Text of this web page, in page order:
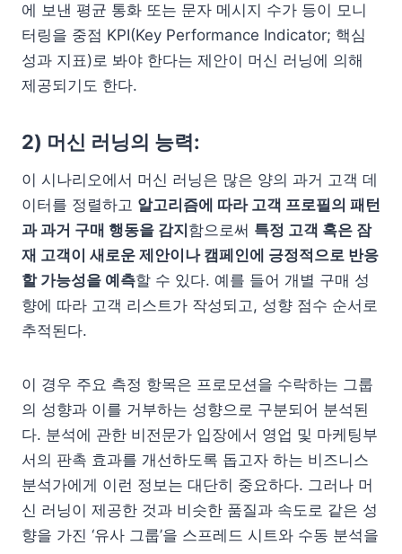
에 보낸 평균 통화 또는 문자 메시지 수가 등이 모니
터링을 중점 KPI(Key Performance Indicator; 핵심
성과 지표)로 봐야 한다는 제안이 머신 러닝에 의해
제공되기도 한다.
2) 머신 러닝의 능력:
이 시나리오에서 머신 러닝은 많은 양의 과거 고객 데
이터를 정렬하고 알고리즘에 따라 고객 프로필의 패턴
과 과거 구매 행동을 감지 함으로써 특정 고객 혹은 잠
재 고객이 새로운 제안이나 캠페인에 긍정적으로 반응
할 가능성을 예측할 수 있다. 예를 들어 개별 구매 성
향에 따라 고객 리스트가 작성되고, 성향 점수 순서로
추적된다.
이 경우 주요 측정 항목은 프로모션을 수락하는 그룹
의 성향과 이를 거부하는 성향으로 구분되어 분석된
다. 분석에 관한 비전문가 입장에서 영업 및 마케팅부
서의 판촉 효과를 개선하도록 돕고자 하는 비즈니스
분석가에게 이런 정보는 대단히 중요하다. 그러나 머
신 러닝이 제공한 것과 비슷한 품질과 속도로 같은 성
향을 가진 ‘유사 그룹’을 스프레드 시트와 수동 분석을